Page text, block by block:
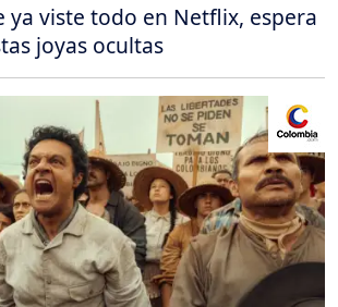
ya viste todo en Netflix, espera
joyas ocultas